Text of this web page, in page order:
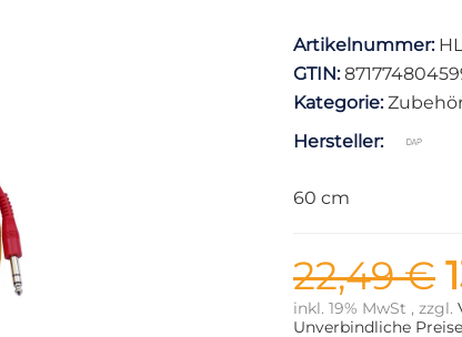
Artikelnummer:
GTIN:
Kategorie:
Hersteller:
60 cm
22,49 €
inkl. 19% MwSt , zzgl.
Unverbindliche